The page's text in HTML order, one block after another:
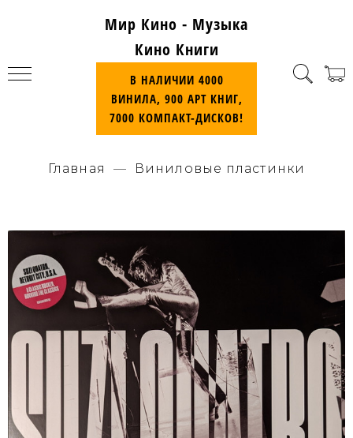
Мир Кино - Музыка
Кино Книги
В НАЛИЧИИ 4000
ВИНИЛА, 900 АРТ КНИГ,
7000 КОМПАКТ-ДИСКОВ!
Главная Виниловые пластинки